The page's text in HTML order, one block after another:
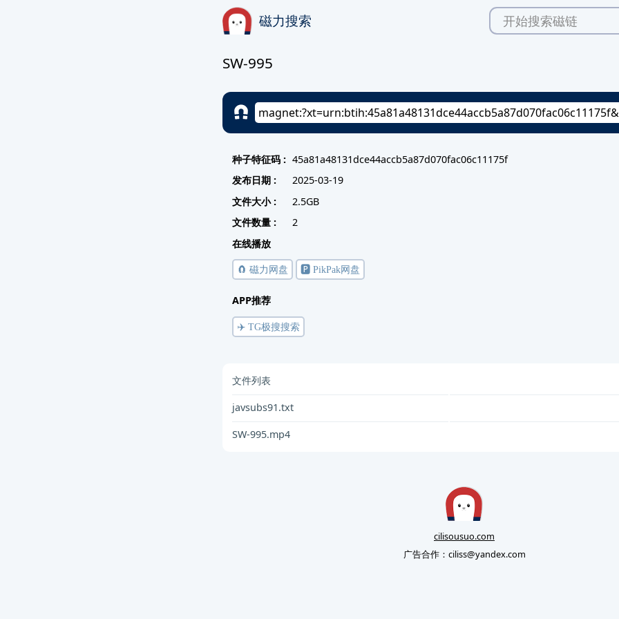
磁力搜索
SW-995
种子特征码 : 45a81a48131dce44accb5a87d070fac06c11175f
发布日期 :
2025-03-19
文件大小 :
2.5GB
文件数量 :
2
在线播放
🧲 磁力网盘 🅿️ PikPak网盘
APP推荐
✈️ TG极搜搜索
文件列表
javsubs91.txt
SW-995.mp4
cilisousuo.com
广告合作： ciliss@yandex.com